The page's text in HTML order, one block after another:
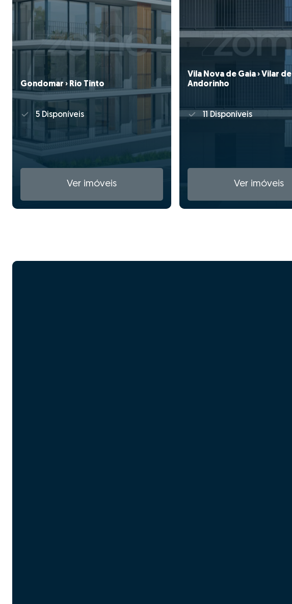
Gondomar › Rio Tinto
5 Disponíveis
Ver imóveis
Vila Nova de Gaia › Vilar de
Andorinho
11 Disponíveis
Ver imóveis